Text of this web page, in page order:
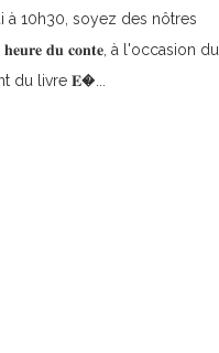
à 10h30, soyez des nôtres
𝐝𝐮 𝐜𝐨𝐧𝐭𝐞, à l'occasion du
du livre 𝐄�...